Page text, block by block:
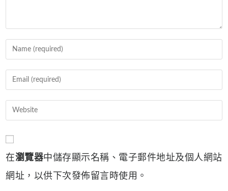
Enter
your
or
username
Enter
your
address
Enter
your
website
(optional)
在瀏覽器中儲存顯示名稱、電子郵件地址及個人網站
網址，以供下次發佈留言時使用。